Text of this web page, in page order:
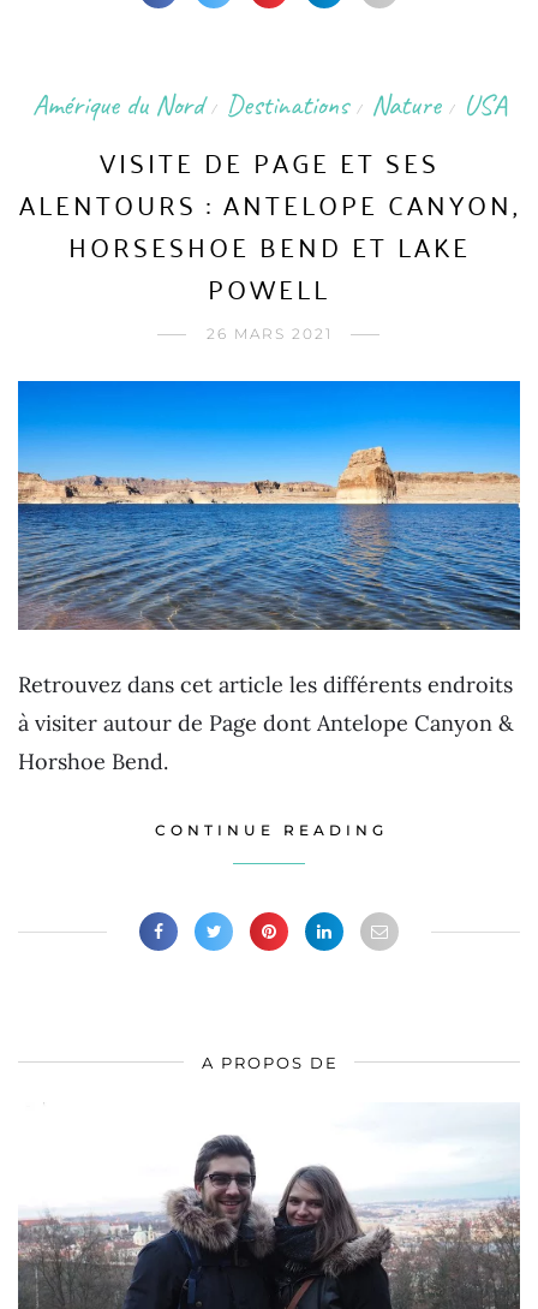
Amérique du Nord / Destinations / Nature / USA
VISITE DE PAGE ET SES
ALENTOURS : ANTELOPE CANYON,
HORSESHOE BEND ET LAKE
POWELL
26 MARS 2021
Retrouvez dans cet article les différents endroits
à visiter autour de Page dont Antelope Canyon &
Horshoe Bend.
CONTINUE READING
A PROPOS DE